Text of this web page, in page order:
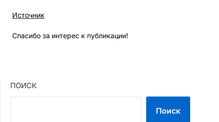
Источник
Спасибо за интерес к публикации!
ПОИСК
Поиск